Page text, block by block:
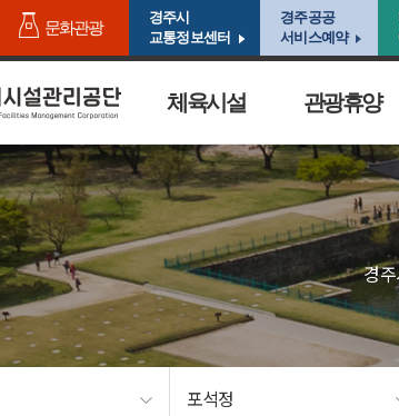
문화관광
경주시
교통정보센터
경주공공
서비스예약
체육시설 관광휴양
경
포석정